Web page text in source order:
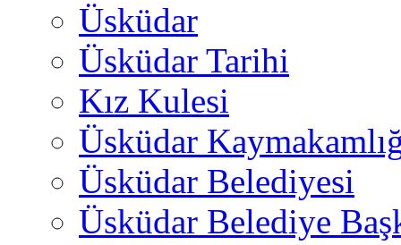
Üsküdar
Üsküdar Tarihi
Kız Kulesi
Üsküdar
Üsküdar Belediyesi
Üsküdar Belediye